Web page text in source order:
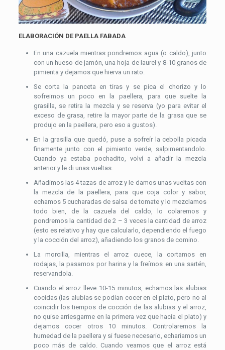
ELABORACIÓN DE PAELLA FABADA
En una cazuela mientras pondremos agua (o caldo), junto
con un hueso de jamón, una hoja de laurel y 8-10 granos de
pimienta y dejamos que hierva un rato.
Se corta la panceta en tiras y se pica el chorizo y lo
sofreimos un poco en la paellera, para que suelte la
grasilla, se retira la mezcla y se reserva (yo para evitar el
exceso de grasa, retire la mayor parte de la grasa que se
produjo en la paellera, pero eso a gustos).
En la grasilla que quedó, puse a sofreír la cebolla picada
finamente junto con el pimiento verde, salpimentandolo.
Cuando ya estaba pochadito, volví a añadir la mezcla
anterior y le di unas vueltas.
Añadimos las 4 tazas de arroz y le damos unas vueltas con
la mezcla de la paellera, para que coja color y sabor,
echamos 5 cucharadas de salsa de tomate y lo mezclamos
todo bien, de la cazuela del caldo, lo colaremos y
pondremos la cantidad de 2 – 3 veces la cantidad de arroz
(esto es relativo y hay que calcularlo, dependiendo el fuego
y la cocción del arroz), añadiendo los granos de comino.
La morcilla, mientras el arroz cuece, la cortamos en
rodajas, la pasamos por harina y la freímos en una sartén,
reservandola.
Cuando el arroz lleve 10-15 minutos, echamos las alubias
cocidas (las alubias se podían cocer en el plato, pero no al
coincidir los tiempos de cocción de las alubias y el arroz,
no quise arriesgarme en la primera vez que hacía el plato) y
dejamos cocer otros 10 minutos. Controlaremos la
humedad de la paellera y si fuese necesario, echariamos un
poco más de caldo. Cuando veamos que el arroz está